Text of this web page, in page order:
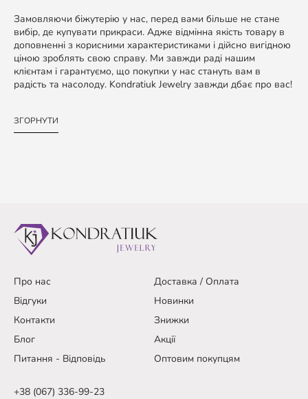
Замовляючи біжутерію у нас, перед вами більше не стане
вибір, де купувати прикраси. Адже відмінна якість товару в
доповненні з корисними характеристиками і дійсно вигідною
ціною зроблять свою справу. Ми завжди раді нашим
клієнтам і гарантуємо, що покупки у нас стануть вам в
радість та насолоду. Kondratiuk Jewelry завжди дбає про вас!
ЗГОРНУТИ
Про нас
Доставка / Оплата
Відгуки
Новинки
Контакти
Знижки
Блог
Акції
Питання - Відповідь
Оптовим покупцям
+38 (067) 336-99-23